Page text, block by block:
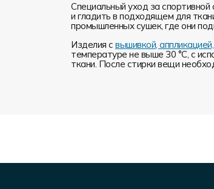
Специальный уход за
и гладить в подходящем для
промышленных сушек, где они
Изделия с вышивкой,
температуре не выше 30 °C, с
ткани. После стирки вещи